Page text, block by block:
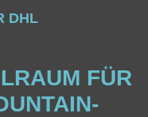
DHL
FÜR